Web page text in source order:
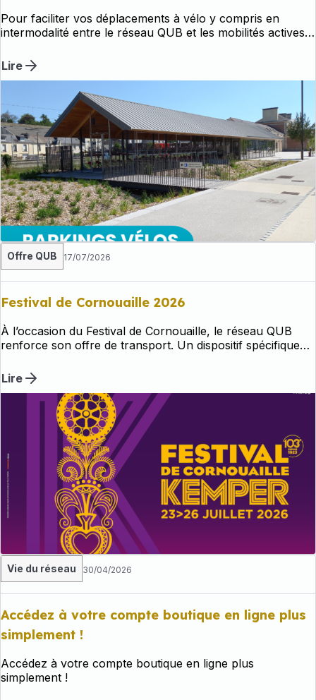
Pour faciliter vos déplacements à vélo y compris en
intermodalité entre le réseau QUB et les mobilités actives,
stationnement vélos sécurisés, accessibles 24h/24, 7
jours sur 7, permettant d'accueillir de 20 à 142 vélos.
Lire
Offre QUB 17/07/2026
Festival de Cornouaille 2026
À l’occasion du Festival de Cornouaille, le réseau QUB
renforce son offre de transport. Un dispositif spécifique
le dimanche 26 juillet pour la journée de clôture.
Lire
Vie du réseau 30/04/2026
Accédez à votre compte boutique en ligne plus
simplement !
Accédez à votre compte boutique en ligne plus
simplement !